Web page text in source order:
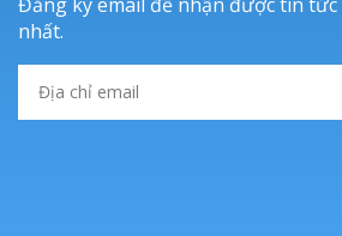
nhất.